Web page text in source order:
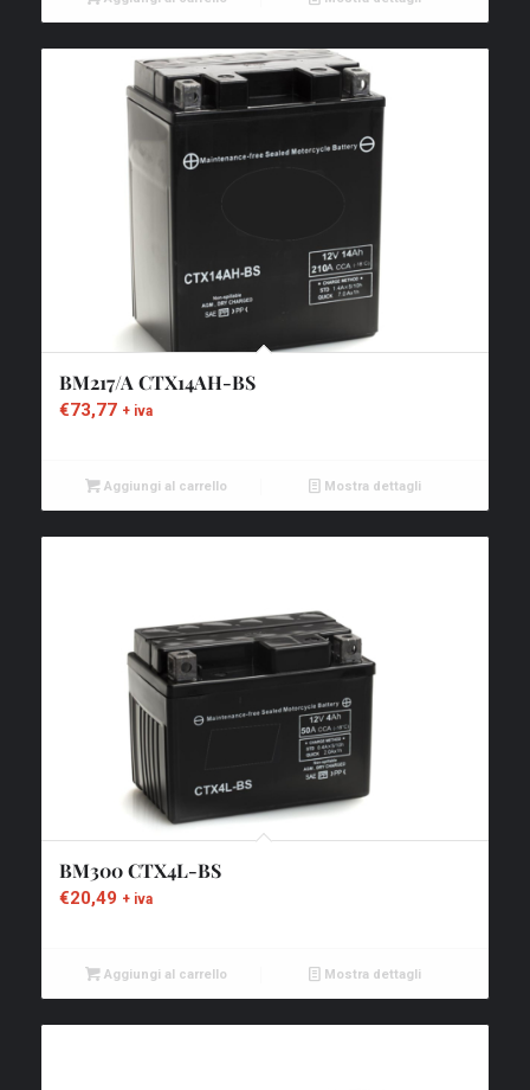
BM217/A CTX14AH-BS
€73,77 + iva
Aggiungi al carrello Mostra dettagli
BM300 CTX4L-BS
€20,49 + iva
Aggiungi al carrello Mostra dettagli